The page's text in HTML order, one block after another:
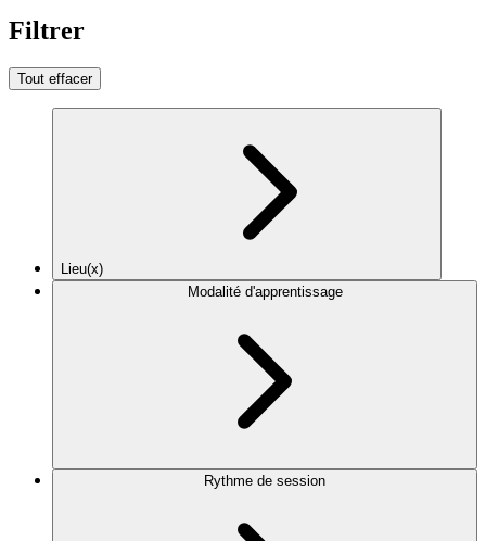
Filtrer
Tout effacer
Lieu(x)
Modalité d'apprentissage
Rythme de session